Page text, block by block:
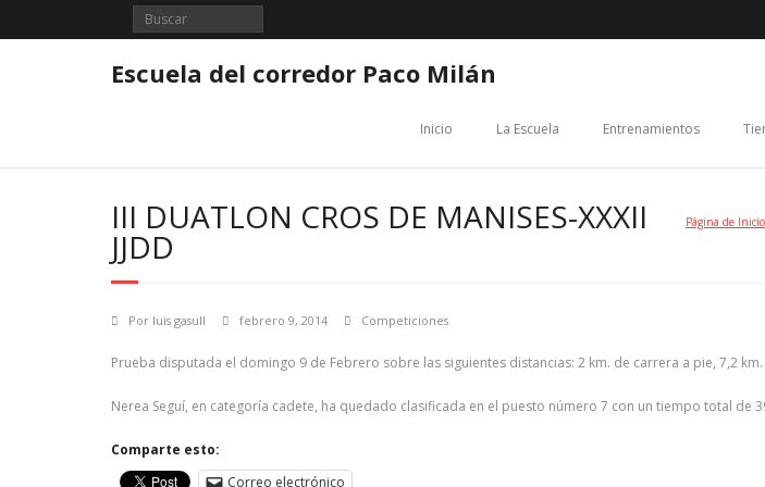
Escuela del corredor Paco Milán
Inicio La Escuela Entrenamientos
III DUATLON CROS DE MANISES-XXXII
JJDD
Página de Inicio
Por luis gasull febrero 9, 2014 Competiciones
Prueba disputada el domingo 9 de Febrero sobre las siguientes distancias: 2 km. de carrera a pie, 7,2
Nerea Seguí, en categoría cadete, ha quedado clasificada en el puesto número 7 con un tiempo total de
Comparte esto:
Correo electrónico